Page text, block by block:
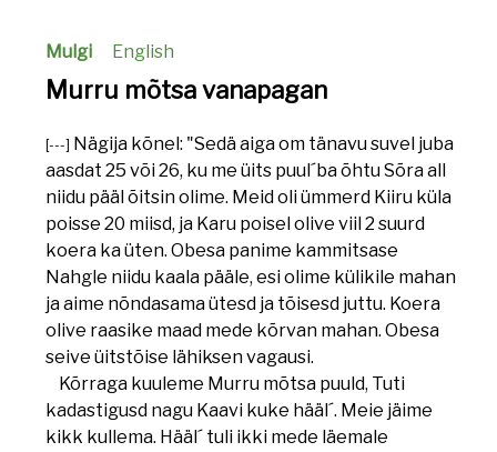
Mulgi English
Murru mõtsa vanapagan
[---] Nägija kõnel: "Sedä aiga om tänavu suvel juba
aasdat 25 või 26, ku me üits puul´ba õhtu Sõra all
niidu pääl õitsin olime. Meid oli ümmerd Kiiru küla
poisse 20 miisd, ja Karu poisel olive viil 2 suurd
koera ka üten. Obesa panime kammitsase
Nahgle niidu kaala pääle, esi olime külikile mahan
ja aime nõndasama ütesd ja tõisesd juttu. Koera
olive raasike maad mede kõrvan mahan. Obesa
seive üitstõise lähiksen vagausi.
Kõrraga kuuleme Murru mõtsa puuld, Tuti
kadastigusd nagu Kaavi kuke hääl´. Meie jäime
kikk kullema. Hääl´ tuli ikki mede läemale